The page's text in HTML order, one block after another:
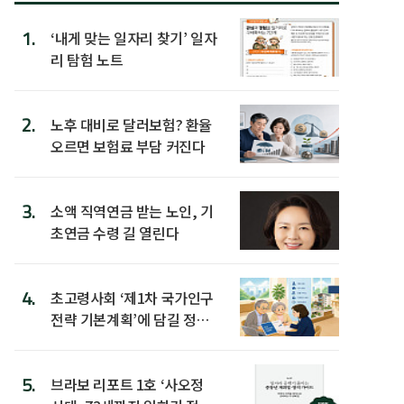
1.
‘내게 맞는 일자리 찾기’ 일자
리 탐험 노트
2.
노후 대비로 달러보험? 환율
오르면 보험료 부담 커진다
3.
소액 직역연금 받는 노인, 기
초연금 수령 길 열린다
4.
초고령사회 ‘제1차 국가인구
전략 기본계획’에 담길 정책
5.
브라보 리포트 1호 ‘사오정